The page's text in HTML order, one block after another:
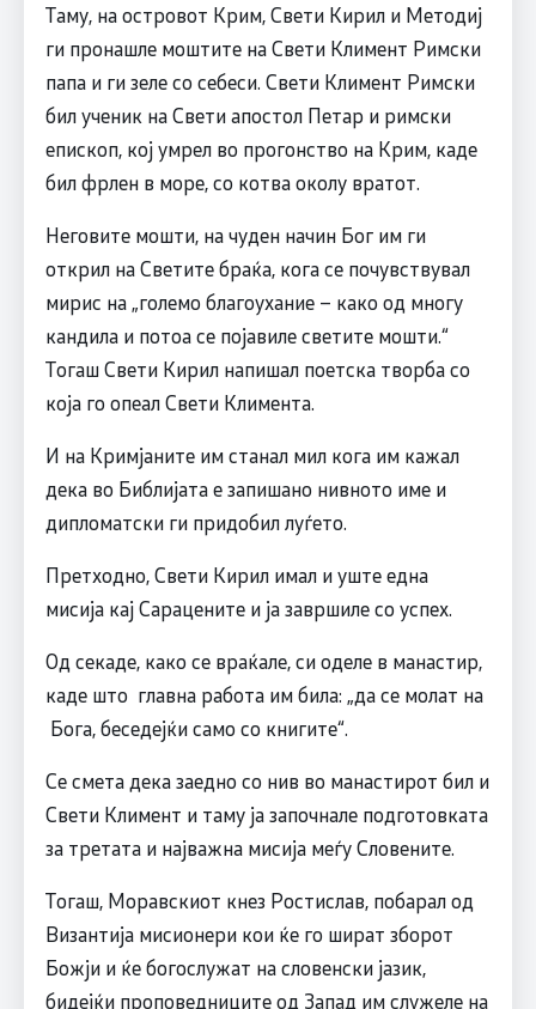
Таму, на островот Крим, Свети Кирил и Методиј
ги пронашле моштите на Свети Климент Римски
папа и ги зеле со себеси. Свети Климент Римски
бил ученик на Свети апостол Петар и римски
епископ, кој умрел во прогонство на Крим, каде
бил фрлен в море, со котва околу вратот.
Неговите мошти, на чуден начин Бог им ги
открил на Светите браќа, кога се почувствувал
мирис на „големо благоухание – како од многу
кандила и потоа се појавиле светите мошти.“
Тогаш Свети Кирил напишал поетска творба со
која го опеал Свети Климента.
И на Кримјаните им станал мил кога им кажал
дека во Библијата е запишано нивното име и
дипломатски ги придобил луѓето.
Претходно, Свети Кирил имал и уште една
мисија кај Сарацените и ја завршиле со успех.
Од секаде, како се враќале, си оделе в манастир,
каде што главна работа им била: „да се молат на
Бога, беседејќи само со книгите“.
Се смета дека заедно со нив во манастирот бил и
Свети Климент и таму ја започнале подготовката
за третата и најважна мисија меѓу Словените.
Тогаш, Моравскиот кнез Ростислав, побарал од
Византија мисионери кои ќе го шират зборот
Божји и ќе богослужат на словенски јазик,
бидејќи проповедниците од Запад им служеле на